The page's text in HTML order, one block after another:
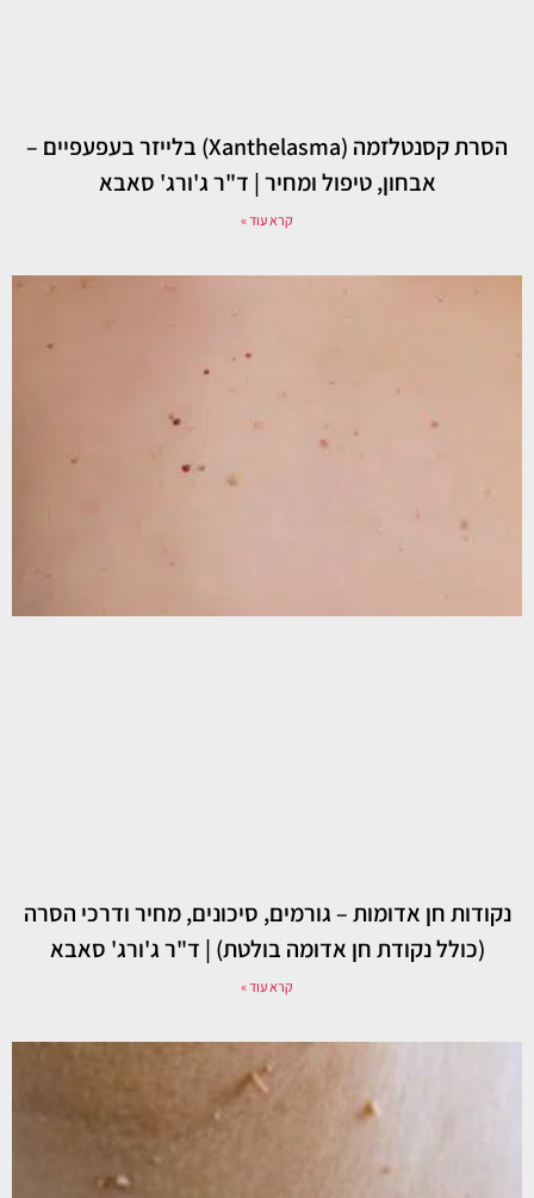
הסרת קסנטלזמה (Xanthelasma) בלייזר בעפעפיים –
אבחון, טיפול ומחיר | ד"ר ג'ורג' סאבא
קרא עוד »
נקודות חן אדומות – גורמים, סיכונים, מחיר ודרכי הסרה
(כולל נקודת חן אדומה בולטת) | ד"ר ג'ורג' סאבא
קרא עוד »